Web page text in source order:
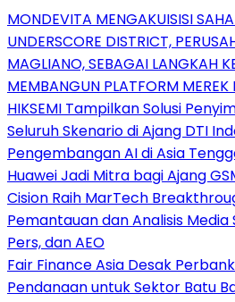
MONDEVITA MENGAKUISISI
UNDERSCORE DISTRICT,
MAGLIANO, SEBAGAI LANGKAH
MEMBANGUN PLATFORM
HIKSEMI Tampilkan Solusi
Seluruh Skenario di Ajang DTI
Pengembangan AI di Asia
Huawei Jadi Mitra bagi Ajang
Cision Raih MarTech
Pemantauan dan Analisis Media
Pers, dan AEO
Fair Finance Asia Desak
Pendanaan untuk Sektor Batu